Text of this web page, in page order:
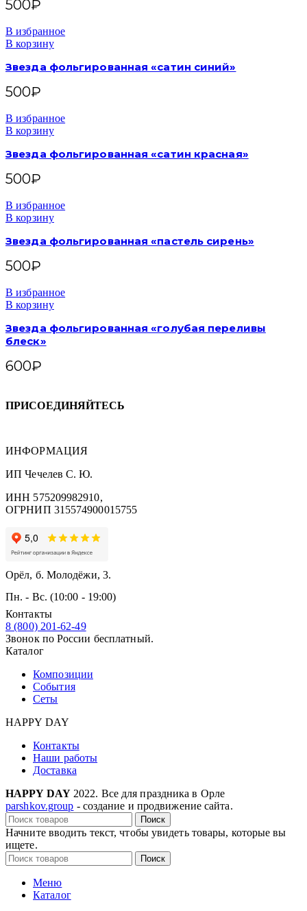
500₽
В избранное
В корзину
Звезда фольгированная «сатин синий»
500₽
В избранное
В корзину
Звезда фольгированная «сатин красная»
500₽
В избранное
В корзину
Звезда фольгированная «пастель сирень»
500₽
В избранное
В корзину
Звезда фольгированная «голубая переливы
блеск»
600₽
ПРИСОЕДИНЯЙТЕСЬ
ИНФОРМАЦИЯ
ИП Чечелев С. Ю.
ИНН 575209982910,
ОГРНИП 315574900015755
Орёл, б. Молодёжи, 3.
Пн. - Вс. (10:00 - 19:00)
Контакты
8 (800) 201-62-49
Звонок по России бесплатный.
Каталог
Композиции
События
Сеты
HAPPY DAY
Контакты
Наши работы
Доставка
HAPPY DAY 2022. Все для праздника в Орле
parshkov.group - создание и продвижение сайта.
Поиск
Начните вводить текст, чтобы увидеть товары, которые вы
ищете.
Поиск
Меню
Каталог